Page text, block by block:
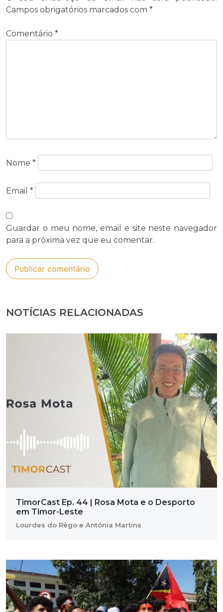
Campos obrigatórios marcados com *
Comentário *
Nome *
Email *
Guardar o meu nome, email e site neste navegador
para a próxima vez que eu comentar.
NOTÍCIAS RELACIONADAS
TimorCast Ep. 44 | Rosa Mota e o Desporto
em Timor-Leste
Lourdes do Rêgo e Antónia Martins